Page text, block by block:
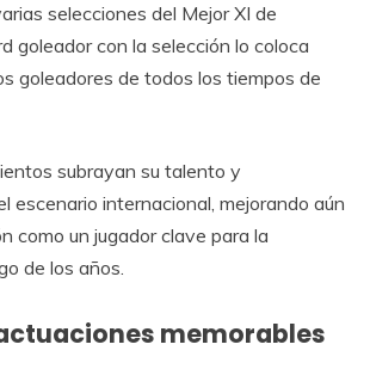
selecciones del Mejor XI de
goleador con la selección lo coloca
goleadores de todos los tiempos de
subrayan su talento y
escenario internacional, mejorando aún
como un jugador clave para la
de los años.
memorables